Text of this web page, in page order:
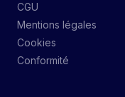
CGU
Mentions légales
Cookies
Conformité